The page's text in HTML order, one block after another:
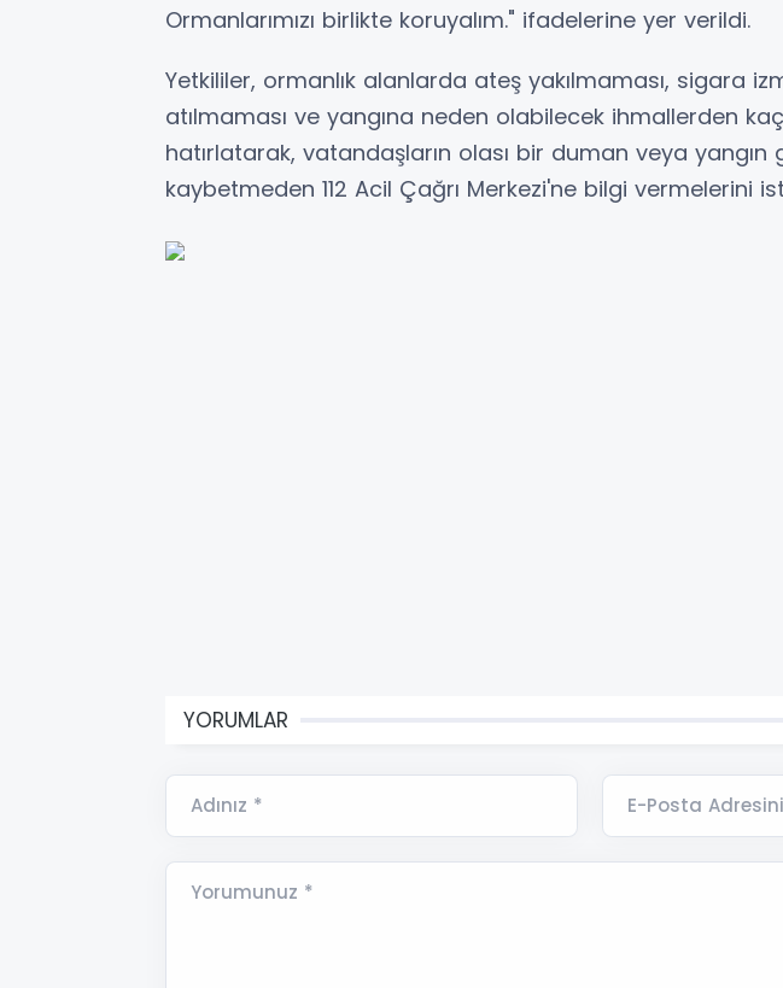
Ormanlarımızı birlikte koruyalım." ifadelerine yer verildi.
Yetkililer, ormanlık alanlarda ateş yakılmaması, sigara
atılmaması ve yangına neden olabilecek ihmallerden
hatırlatarak, vatandaşların olası bir duman veya
kaybetmeden 112 Acil Çağrı Merkezi'ne bilgi vermelerini
YORUMLAR
Adınız * E-Posta
Yorumunuz *